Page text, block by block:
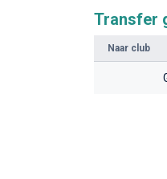
Transfer
Naar club